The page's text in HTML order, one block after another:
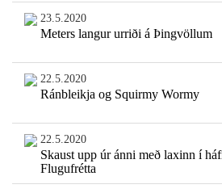
23.5.2020
Meters langur urriði á Þingvöllum
22.5.2020
Ránbleikja og Squirmy Wormy
22.5.2020
Skaust upp úr ánni með laxinn í
Flugufrétta